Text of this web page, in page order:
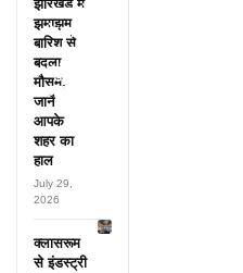
अफसरों
के नाम,
हर महीने
पहुंचते थे
लाखों!
झारखंड में
झमाझम
बारिश से
बदला
मौसम,
जानें
आपके
शहर का
हाल
July 29,
2026
क्लासरूम
से इंडस्ट्री